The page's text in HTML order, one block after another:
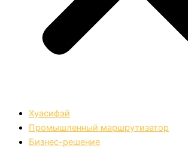
Хуасифэй
Промышленный маршрутизатор
Бизнес-решение